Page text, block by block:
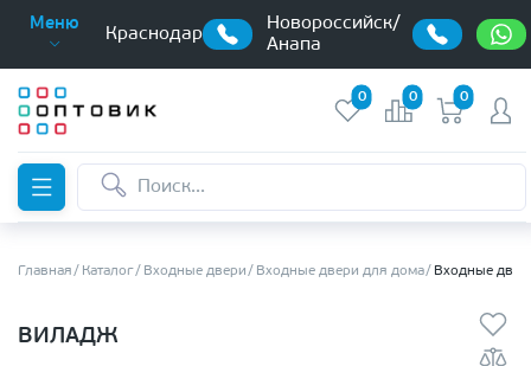
Меню
Краснодар
Новороссийск/
Анапа
0 0 0
Главная Каталог Входные двери Входные двери для дома Входные
ВИЛАДЖ